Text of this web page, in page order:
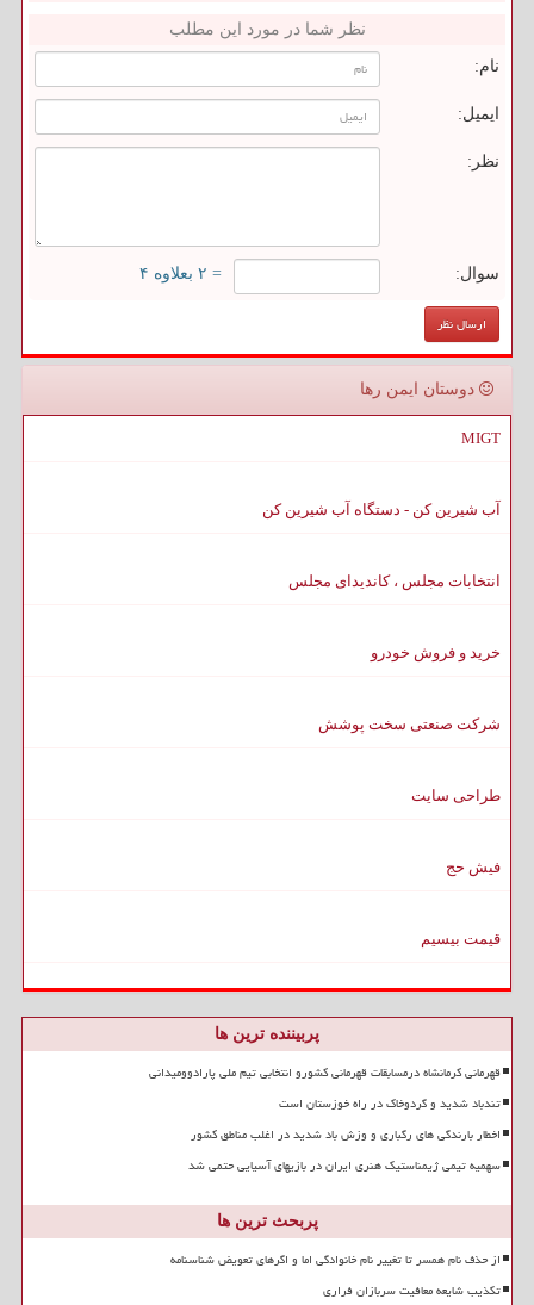
نظر شما در مورد این مطلب
نام:
ایمیل:
نظر:
سوال: = ۲ بعلاوه ۴
دوستان ایمن رها
MIGT
آب شیرین کن - دستگاه آب شیرین کن
انتخابات مجلس ، کاندیدای مجلس
خرید و فروش خودرو
شرکت صنعتی سخت پوشش
طراحی سایت
فیش حج
قیمت بیسیم
پربیننده ترین ها
قهرمانی کرمانشاه درمسابقات قهرمانی کشورو انتخابی تیم ملی پارادوومیدانی
تندباد شدید و گردوخاک در راه خوزستان است
اخطار بارندگی های رگباری و وزش باد شدید در اغلب مناطق کشور
سهمیه تیمی ژیمناستیک هنری ایران در بازیهای آسیایی حتمی شد
پربحث ترین ها
از حذف نام همسر تا تغییر نام خانوادگی اما و اگرهای تعویض شناسنامه
تکذیب شایعه معافیت سربازان فراری